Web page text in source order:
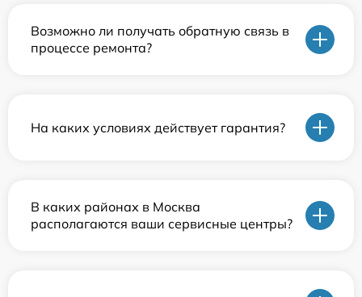
Возможно ли получать обратную связь в
процессе ремонта?
На каких условиях действует гарантия?
В каких районах в Москва
располагаются ваши сервисные центры?